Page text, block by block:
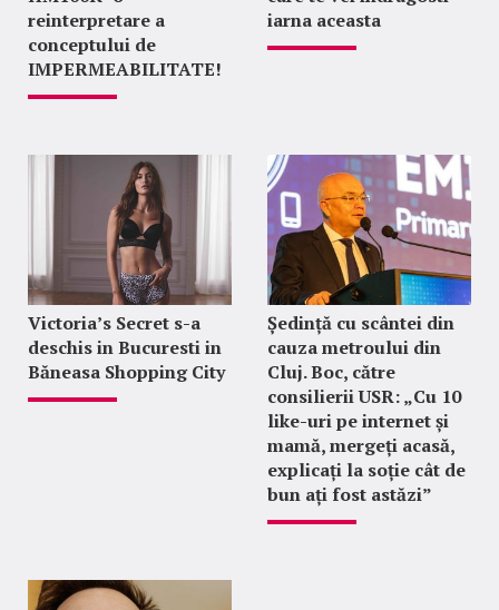
reinterpretare a
conceptului de
IMPERMEABILITATE!
iarna aceasta
Victoria’s Secret s-a
deschis in Bucuresti in
Băneasa Shopping City
Ședință cu scântei din
cauza metroului din
Cluj. Boc, către
consilierii USR: „Cu 10
like-uri pe internet și
mamă, mergeți acasă,
explicați la soție cât de
bun ați fost astăzi”